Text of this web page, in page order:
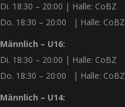
Di. 18:30 – 20:00 | Halle: CoBZ
Do. 18:30 – 20:00 | Halle: CoBZ
Männlich – U16:
Di. 18:30 – 20:00 | Halle: CoBZ
Do. 18:30 – 20:00 | Halle: CoBZ
Männlich – U14: